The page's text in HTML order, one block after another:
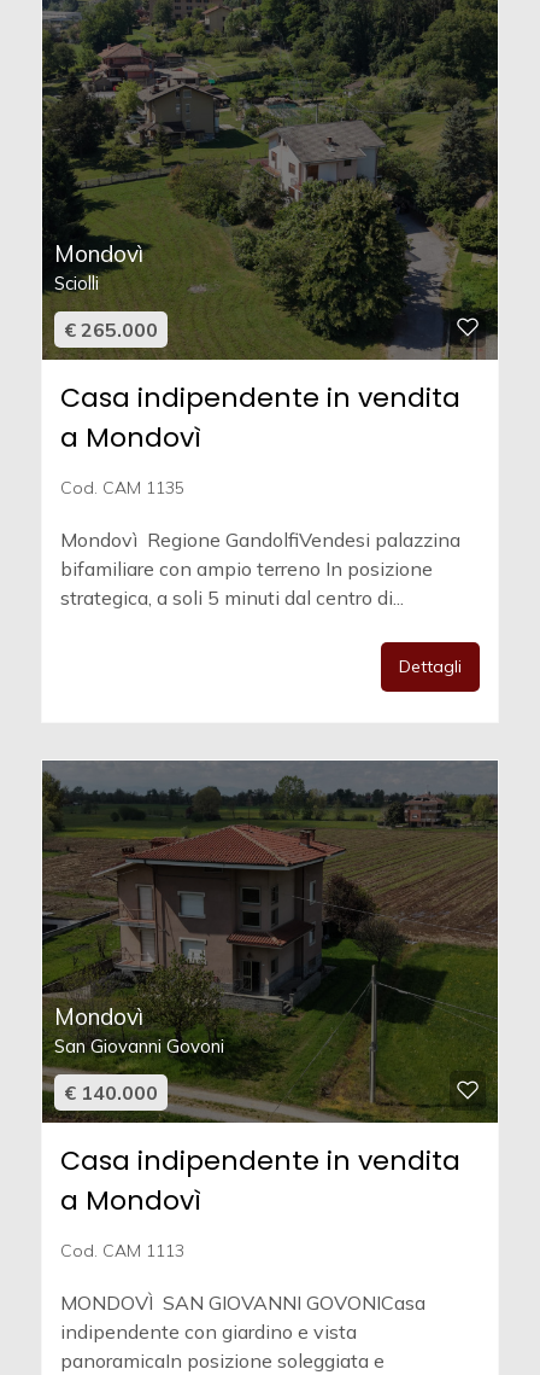
Mondovì
Sciolli
€ 265.000
Casa indipendente in vendita
a Mondovì
Cod. CAM 1135
Mondovì  Regione GandolfiVendesi palazzina
bifamiliare con ampio terreno In posizione
strategica, a soli 5 minuti dal centro di...
Dettagli
Mondovì
San Giovanni Govoni
€ 140.000
Casa indipendente in vendita
a Mondovì
Cod. CAM 1113
MONDOVÌ  SAN GIOVANNI GOVONICasa
indipendente con giardino e vista
panoramicaIn posizione soleggiata e